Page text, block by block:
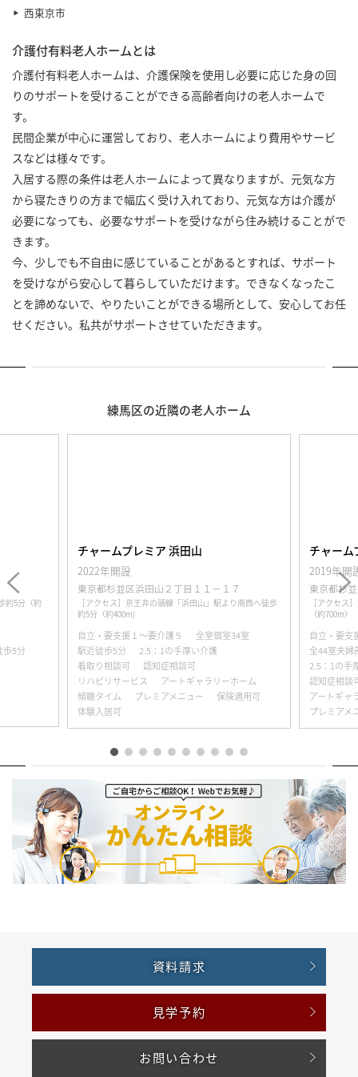
西東京市
介護付有料老人ホームとは
介護付有料老人ホームは、介護保険を使用し必要に応じた身の回
りのサポートを受けることができる高齢者向けの老人ホームで
す。
民間企業が中心に運営しており、老人ホームにより費用やサービ
スなどは様々です。
入居する際の条件は老人ホームによって異なりますが、元気な方
から寝たきりの方まで幅広く受け入れており、元気な方は介護が
必要になっても、必要なサポートを受けながら住み続けることがで
きます。
今、少しでも不自由に感じていることがあるとすれば、サポート
を受けながら安心して暮らしていただけます。できなくなったこ
とを諦めないで、やりたいことができる場所として、安心してお任
せください。私共がサポートさせていただきます。
練馬区の近隣の老人ホーム
７
南西へ徒歩
チャームプレミア 永福
2019年開設
東京都杉並区永福４丁目２５－１８
［アクセス］京王井の頭線「西永福」駅より徒歩約9分
（約700m）
自立・要支援１～要介護５
全44室夫婦部屋あり
駅近徒歩9分
2.5：1の手厚い介護
看取り相談可
認知症相談可
リハビリサービス
アートギャラリーホーム
傾聴タイム
プレミアメニュー
チャー
2024年
東京都杉
［アクセス
11分(約
新規オー
全室個室
保険適用可
資料請求
見学予約
お問い合わせ